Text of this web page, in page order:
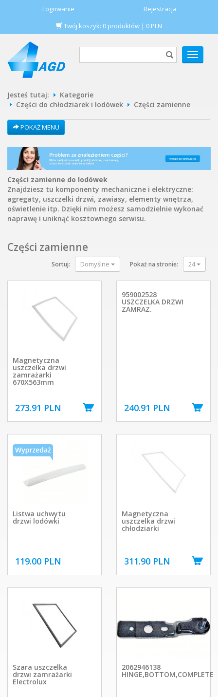
Logowanie
Rejestracja
Twój koszyk: 0 produktów | 0 PLN
POKAŻ
MENU
Jesteś tutaj:
Kategorie
Części do chłodziarek i lodówek
Części zamienne
POKAŻ MENU
Części zamienne do lodówek
Znajdziesz tu komponenty mechaniczne i elektryczne:
agregaty, uszczelki drzwi, zawiasy, elementy wnętrza,
oświetlenie itp. Dzięki nim możesz samodzielnie wykonać
naprawę i uniknąć kosztownego serwisu.
Części zamienne
Sortuj: Domyślne Pokaż na stronie: 24
Magnetyczna
uszczelka drzwi
zamrażarki
670X563mm
273.91 PLN
959002528
USZCZELKA DRZWI
ZAMRAZ.
240.91 PLN
Listwa uchwytu
drzwi lodówki
119.00 PLN
Magnetyczna
uszczelka drzwi
chłodziarki
311.90 PLN
Szara uszczelka
drzwi zamrażarki
Electrolux
2062946138
HINGE,BOTTOM,COMPLETE